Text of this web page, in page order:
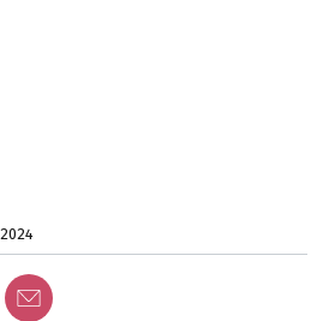
2024